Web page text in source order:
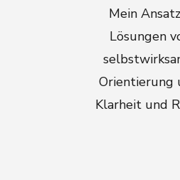
Mein
Lösungen
Orientierung
Klarheit und